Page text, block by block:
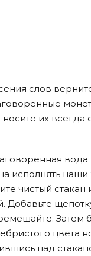
слов
их всегда
вода
исполнять
чистый стакан
Добавьте
Затем
цвета
над